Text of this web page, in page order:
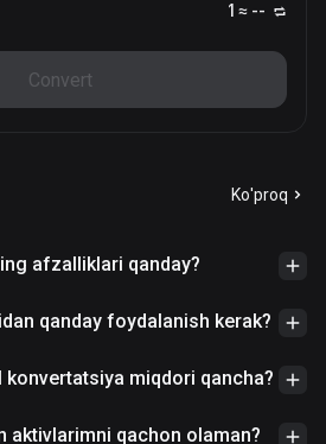
1 ≈ --
Convert
Ko'proq
afzalliklari qanday?
qanday foydalanish kerak?
konvertatsiya miqdori qancha?
aktivlarimni qachon olaman?